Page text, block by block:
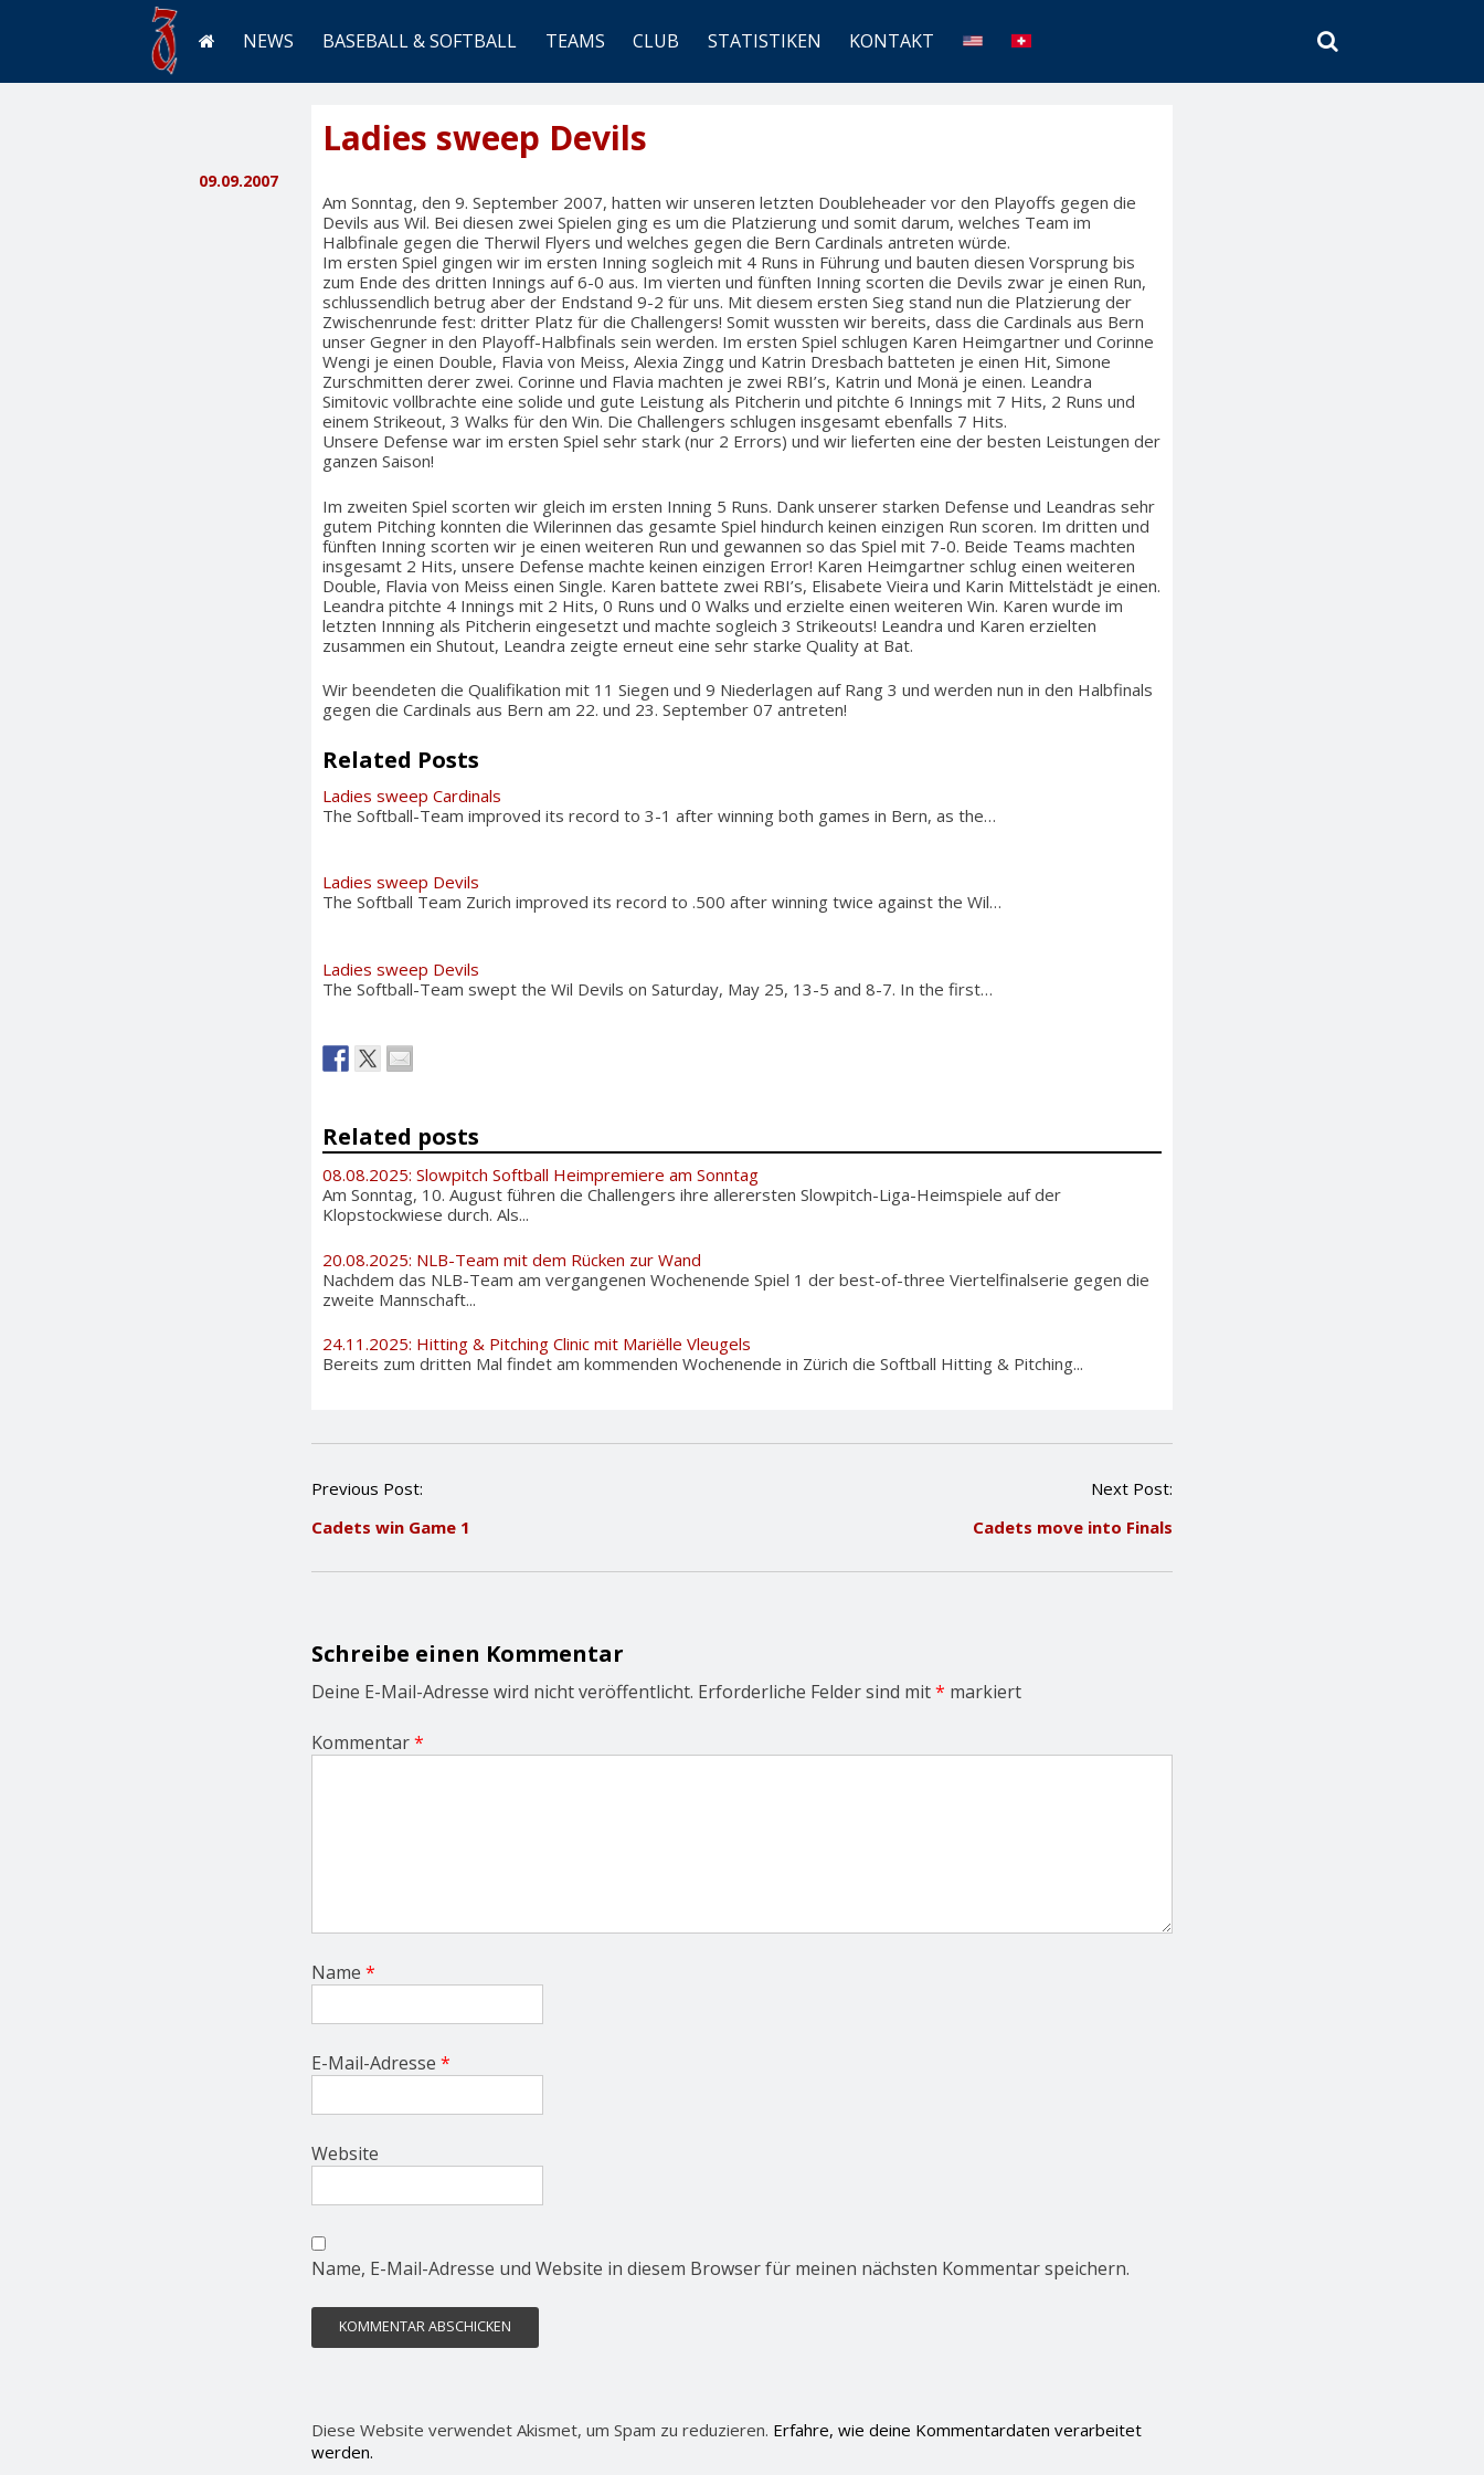
NEWS BASEBALL & SOFTBALL TEAMS CLUB STATISTIKEN KONTAKT
SEARCH
Ladies sweep Devils
09.09.2007
Am Sonntag, den 9. September 2007, hatten wir unseren letzten Doubleheader vor den Playoffs gegen die
Devils aus Wil. Bei diesen zwei Spielen ging es um die Platzierung und somit darum, welches Team im
Halbfinale gegen die Therwil Flyers und welches gegen die Bern Cardinals antreten würde.
Im ersten Spiel gingen wir im ersten Inning sogleich mit 4 Runs in Führung und bauten diesen Vorsprung bis
zum Ende des dritten Innings auf 6-0 aus. Im vierten und fünften Inning scorten die Devils zwar je einen Run,
schlussendlich betrug aber der Endstand 9-2 für uns. Mit diesem ersten Sieg stand nun die Platzierung der
Zwischenrunde fest: dritter Platz für die Challengers! Somit wussten wir bereits, dass die Cardinals aus Bern
unser Gegner in den Playoff-Halbfinals sein werden. Im ersten Spiel schlugen Karen Heimgartner und Corinne
Wengi je einen Double, Flavia von Meiss, Alexia Zingg und Katrin Dresbach batteten je einen Hit, Simone
Zurschmitten derer zwei. Corinne und Flavia machten je zwei RBI’s, Katrin und Monä je einen. Leandra
Simitovic vollbrachte eine solide und gute Leistung als Pitcherin und pitchte 6 Innings mit 7 Hits, 2 Runs und
einem Strikeout, 3 Walks für den Win. Die Challengers schlugen insgesamt ebenfalls 7 Hits.
Unsere Defense war im ersten Spiel sehr stark (nur 2 Errors) und wir lieferten eine der besten Leistungen der
ganzen Saison!
Im zweiten Spiel scorten wir gleich im ersten Inning 5 Runs. Dank unserer starken Defense und Leandras sehr
gutem Pitching konnten die Wilerinnen das gesamte Spiel hindurch keinen einzigen Run scoren. Im dritten und
fünften Inning scorten wir je einen weiteren Run und gewannen so das Spiel mit 7-0. Beide Teams machten
insgesamt 2 Hits, unsere Defense machte keinen einzigen Error! Karen Heimgartner schlug einen weiteren
Double, Flavia von Meiss einen Single. Karen battete zwei RBI’s, Elisabete Vieira und Karin Mittelstädt je einen.
Leandra pitchte 4 Innings mit 2 Hits, 0 Runs und 0 Walks und erzielte einen weiteren Win. Karen wurde im
letzten Innning als Pitcherin eingesetzt und machte sogleich 3 Strikeouts! Leandra und Karen erzielten
zusammen ein Shutout, Leandra zeigte erneut eine sehr starke Quality at Bat.
Wir beendeten die Qualifikation mit 11 Siegen und 9 Niederlagen auf Rang 3 und werden nun in den Halbfinals
gegen die Cardinals aus Bern am 22. und 23. September 07 antreten!
Related Posts
Ladies sweep Cardinals
The Softball-Team improved its record to 3-1 after winning both games in Bern, as the…
Ladies sweep Devils
The Softball Team Zurich improved its record to .500 after winning twice against the Wil…
Ladies sweep Devils
The Softball-Team swept the Wil Devils on Saturday, May 25, 13-5 and 8-7. In the first…
Related posts
08.08.2025: Slowpitch Softball Heimpremiere am Sonntag
Am Sonntag, 10. August führen die Challengers ihre allerersten Slowpitch-Liga-Heimspiele auf der
Klopstockwiese durch. Als...
20.08.2025: NLB-Team mit dem Rücken zur Wand
Nachdem das NLB-Team am vergangenen Wochenende Spiel 1 der best-of-three Viertelfinalserie gegen die
zweite Mannschaft...
24.11.2025: Hitting & Pitching Clinic mit Mariëlle Vleugels
Bereits zum dritten Mal findet am kommenden Wochenende in Zürich die Softball Hitting & Pitching...
P
s
n
i
g
a
o
Previous Post:
Cadets win Game 1
Next Post:
Cadets move into Finals
Schreibe einen Kommentar
Deine E-Mail-Adresse wird nicht veröffentlicht. Erforderliche Felder sind mit* markiert
Kommentar*
Name *
E-Mail-Adresse *
Website
Name, E-Mail-Adresse und Website in diesem Browser für meinen nächsten Kommentar speichern.
Diese Website verwendet Akismet, um Spam zu reduzieren. Erfahre, wie deine Kommentardaten verarbeitet
werden.